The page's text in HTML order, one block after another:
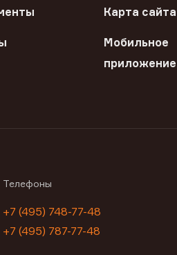
Карта сайта
Мобильное
приложение
Телефоны
+7 (495) 748-77-48
+7 (495) 787-77-48